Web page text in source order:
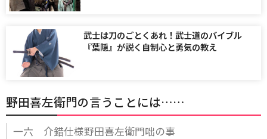
武士は刀のごとくあれ！武士道のバイブル
『葉隠』が説く自制心と勇気の教え
野田喜左衛門の言うことには……
一六 介錯仕様野田喜左衛門咄の事